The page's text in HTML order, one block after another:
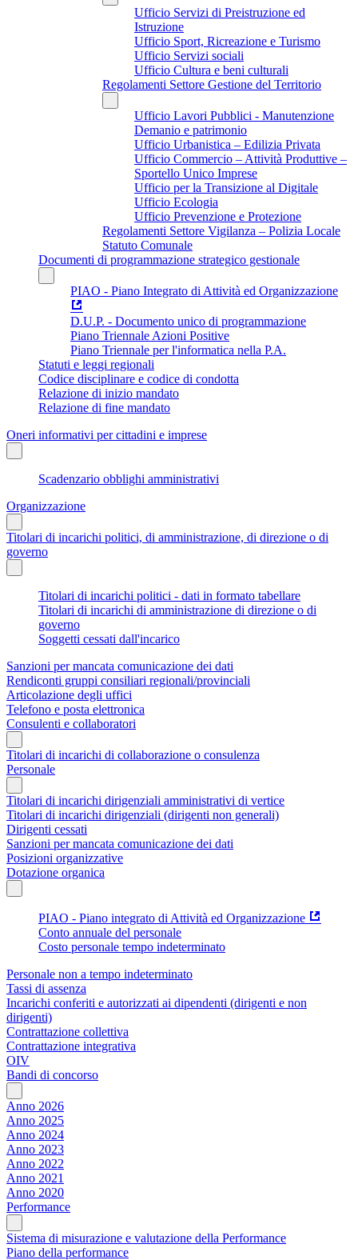
Ufficio Servizi di Preistruzione ed
Istruzione
Ufficio Sport, Ricreazione e Turismo
Ufficio Servizi sociali
Ufficio Cultura e beni culturali
Regolamenti Settore Gestione del Territorio
Ufficio Lavori Pubblici - Manutenzione
Demanio e patrimonio
Ufficio Urbanistica – Edilizia Privata
Ufficio Commercio – Attività Produttive –
Sportello Unico Imprese
Ufficio per la Transizione al Digitale
Ufficio Ecologia
Ufficio Prevenzione e Protezione
Regolamenti Settore Vigilanza – Polizia Locale
Statuto Comunale
Documenti di programmazione strategico gestionale
PIAO - Piano Integrato di Attività ed Organizzazione
D.U.P. - Documento unico di programmazione
Piano Triennale Azioni Positive
Piano Triennale per l'informatica nella P.A.
Statuti e leggi regionali
Codice disciplinare e codice di condotta
Relazione di inizio mandato
Relazione di fine mandato
Oneri informativi per cittadini e imprese
Scadenzario obblighi amministrativi
Organizzazione
Titolari di incarichi politici, di amministrazione, di direzione o di
governo
Titolari di incarichi politici - dati in formato tabellare
Titolari di incarichi di amministrazione di direzione o di
governo
Soggetti cessati dall'incarico
Sanzioni per mancata comunicazione dei dati
Rendiconti gruppi consiliari regionali/provinciali
Articolazione degli uffici
Telefono e posta elettronica
Consulenti e collaboratori
Titolari di incarichi di collaborazione o consulenza
Personale
Titolari di incarichi dirigenziali amministrativi di vertice
Titolari di incarichi dirigenziali (dirigenti non generali)
Dirigenti cessati
Sanzioni per mancata comunicazione dei dati
Posizioni organizzative
Dotazione organica
PIAO - Piano integrato di Attività ed Organizzazione
Conto annuale del personale
Costo personale tempo indeterminato
Personale non a tempo indeterminato
Tassi di assenza
Incarichi conferiti e autorizzati ai dipendenti (dirigenti e non
dirigenti)
Contrattazione collettiva
Contrattazione integrativa
OIV
Bandi di concorso
Anno 2026
Anno 2025
Anno 2024
Anno 2023
Anno 2022
Anno 2021
Anno 2020
Performance
Sistema di misurazione e valutazione della Performance
Piano della performance